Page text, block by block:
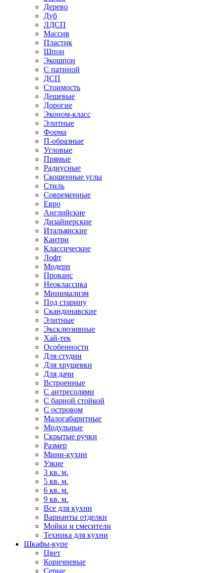
Дерево
Дуб
ЛДСП
Массив
Пластик
Шпон
Экошпон
С патиной
ДСП
Стоимость
Дешевые
Дорогие
Эконом-класс
Элитные
Форма
П-образные
Угловые
Прямые
Радиусные
Скошенные углы
Стиль
Современные
Евро
Английские
Дизайнерские
Итальянские
Кантри
Классические
Лофт
Модерн
Прованс
Неоклассика
Минимализм
Под старину
Скандинавские
Элитные
Эксклюзивные
Хай-тек
Особенности
Для студии
Для хрущевки
Для дачи
Встроенные
С антресолями
С барной стойкой
С островом
Малогабаритные
Модульные
Скрытые ручки
Размер
Мини-кухни
Узкие
3 кв. м.
5 кв. м.
6 кв. м.
9 кв. м.
Все для кухни
Варианты отделки
Мойки и смесители
Техника для кухни
Шкафы-купе
Цвет
Коричневые
Серые